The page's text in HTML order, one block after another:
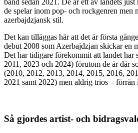
band sedan 2021. De är ett av landets just
de spelar inom pop- och rockgenren men
azerbajdzjansk stil.
Det kan tilläggas här att det är första
debut 2008 som Azerbajdzjan skickar en
Det har tidigare förekommit att landet har
2011, 2023 och 2024) förutom de år där
(2010, 2012, 2013, 2014, 2015, 2016,
2021 samt 2022) men aldrig trios – förrän
Så gjordes artist- och